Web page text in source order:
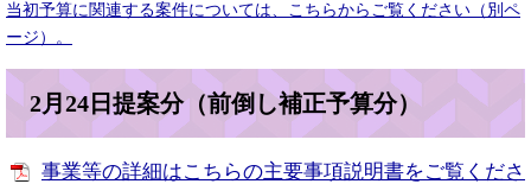
当初予算に関連する案件については、こちらからご覧ください（別ペ
ージ）。
2月24日提案分（前倒し補正予算分）
事業等の詳細はこちらの主要事項説明書をご覧くださ